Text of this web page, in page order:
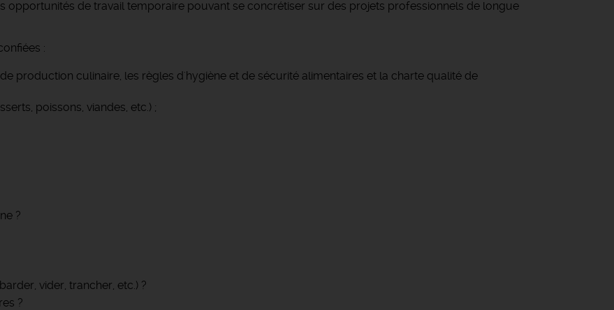
opportunités de travail temporaire pouvant se concrétiser sur des projets professionnels de longue
:
production culinaire, les règles d'hygiène et de sécurité alimentaires et la charte qualité de
poissons, viandes, etc.) ;
?
vider, trancher, etc.) ?
?